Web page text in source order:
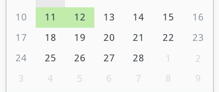
10
11 12 13 14 15
16
17
18 19 20 21 22
23
24
25 26 27 28 1
2
3
4 5 6 7 8 9